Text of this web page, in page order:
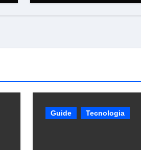
Guide Tecnologia